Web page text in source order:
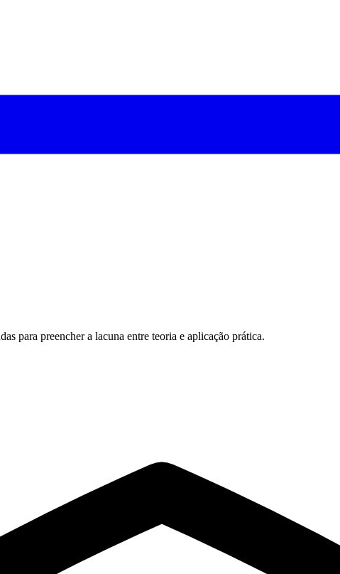
para preencher a lacuna entre teoria e aplicação prática.